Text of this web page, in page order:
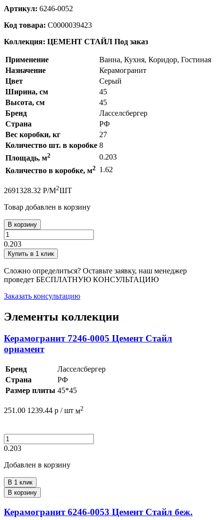
Артикул: 6246-0052
Код товара: С0000039423
Коллекция: ЦЕМЕНТ СТАЙЛ Под заказ
Применение
Ванна, Кухня, Коридор, Гостиная
Назначение
Керамогранит
Цвет
Серый
Ширина, см
45
Высота, см
45
Бренд
Ласселсбергер
Страна
РФ
Вес коробки, кг
27
Количество шт. в коробке 8
Площадь, м2
0.203
Количество в коробке, м2 1.62
2691328.32 Р/М2ШТ
Товар добавлен в корзину
В корзину
0.203
Купить в 1 клик
Сложно определиться? Оставьте заявку, наш менеджер
проведет БЕСПЛАТНУЮ КОНСУЛЬТАЦИЮ
Заказать консультацию
Элементы коллекции
Керамогранит 7246-0005 Цемент Стайл
орнамент
Бренд
Ласселсбергер
Страна
РФ
Размер плиты 45*45
251.00 1239.44 р / шт м2
0.203
Добавлен в корзину
В 1 клик
В корзину
Керамогранит 6246-0053 Цемент Стайл беж.